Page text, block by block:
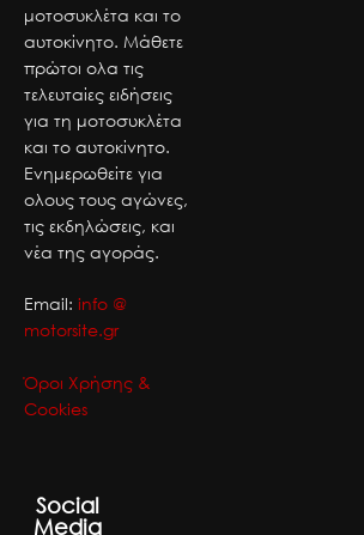
μοτοσυκλέτα και το
αυτοκίνητο. Μάθετε
πρώτοι ολα τις
τελευταίες ειδήσεις
για τη μοτοσυκλέτα
και το αυτοκίνητο.
Ενημερωθείτε για
ολους τους αγώνες,
τις εκδηλώσεις, και
νέα της αγοράς.
Email: info @
motorsite.gr
Όροι Χρήσης &
Cookies
Social
Media